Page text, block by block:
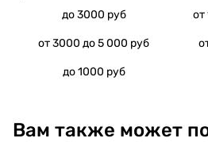
до 3000 руб
от
от 3000 до 5 000 руб
до 1000 руб
Вам также может